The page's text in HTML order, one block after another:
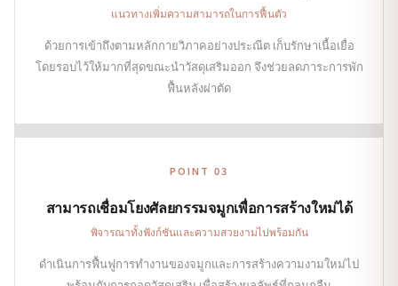
แนวทางเพิ่มความสามารถในการฟื้นตัว
ด้วยการเข้าถึงตามหลักกายวิภาคอย่างประณีต เก็บรักษาเนื้อเยื่อ
โดยรอบไว้ให้มากที่สุดขณะนำวัสดุเสริมออก จึงช่วยลดภาระการพัก
ฟื้นหลังผ่าตัด
POINT 03
สามารถเชื่อมโยงศัลยกรรมจมูกเพื่อการสร้างใหม่ได้
พิจารณาทั้งฟังก์ชันและความสวยงามไปพร้อมกัน
ดำเนินการฟื้นฟูการทำงานของจมูกและการสร้างความงามใหม่ไป